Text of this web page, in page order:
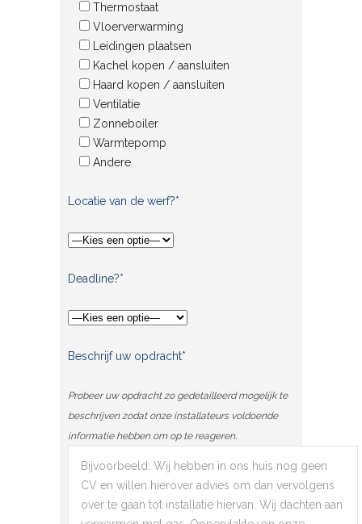
Thermostaat
Vloerverwarming
Leidingen plaatsen
Kachel kopen / aansluiten
Haard kopen / aansluiten
Ventilatie
Zonneboiler
Warmtepomp
Andere
Locatie van de werf?*
Deadline?*
Beschrijf uw opdracht*
Probeer uw opdracht zo gedetailleerd mogelijk te
beschrijven zodat onze installateurs voldoende
informatie hebben om op te reageren.